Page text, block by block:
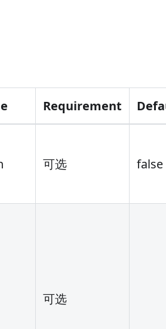
Requirement
可选 false
可选